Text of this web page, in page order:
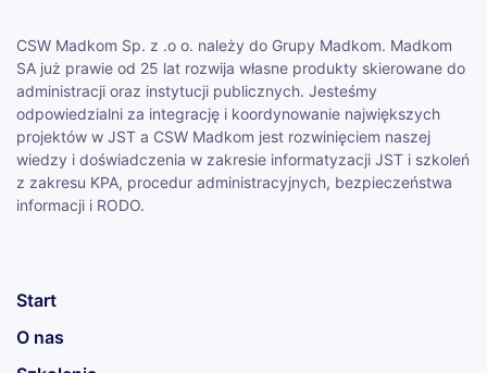
CSW Madkom Sp. z .o o. należy do Grupy Madkom. Madkom
SA już prawie od 25 lat rozwija własne produkty skierowane do
administracji oraz instytucji publicznych. Jesteśmy
odpowiedzialni za integrację i koordynowanie największych
projektów w JST a CSW Madkom jest rozwinięciem naszej
wiedzy i doświadczenia w zakresie informatyzacji JST i szkoleń
z zakresu KPA, procedur administracyjnych, bezpieczeństwa
informacji i RODO.
Start
O nas